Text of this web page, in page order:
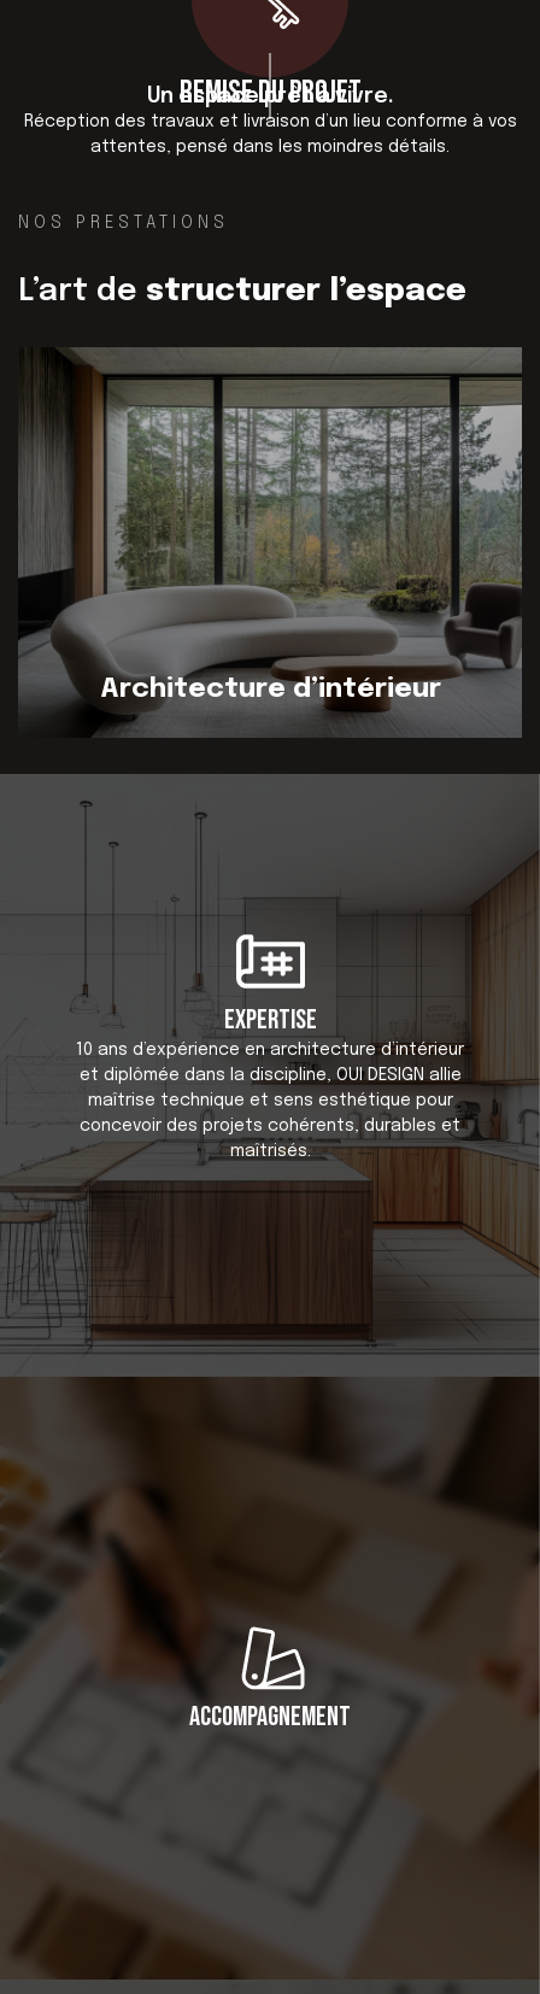
Remise du projet
Un espace prêt à vivre.
Réception des travaux et livraison d’un lieu conforme à vos
attentes, pensé dans les moindres détails.
NOS PRESTATIONS
L’art de structurer l’espace
Architecture d’intérieur
Expertise
10 ans d’expérience en architecture d’intérieur
et diplômée dans la discipline, OUI DESIGN allie
maîtrise technique et sens esthétique pour
concevoir des projets cohérents, durables et
maîtrisés.
Accompagnement